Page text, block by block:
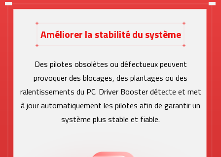
Améliorer la stabilité du système
Des pilotes obsolètes ou défectueux peuvent
provoquer des blocages, des plantages ou des
ralentissements du PC. Driver Booster détecte et met
à jour automatiquement les pilotes afin de garantir un
système plus stable et fiable.